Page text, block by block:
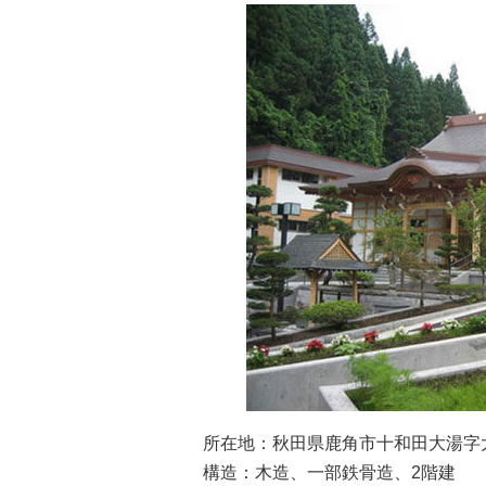
所在地：秋田県鹿角市十和田大湯字
構造：木造、一部鉄骨造、2階建